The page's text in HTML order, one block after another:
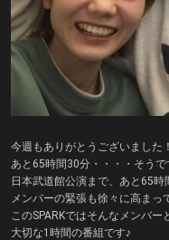
今週もありがとうございました！
あと65時間30分・・・・そうで
日本武道館公演まで、あと65時
メンバーの緊張も徐々に高まっ
このSPARKではそんなメンバー
大切な1時間の番組です♪